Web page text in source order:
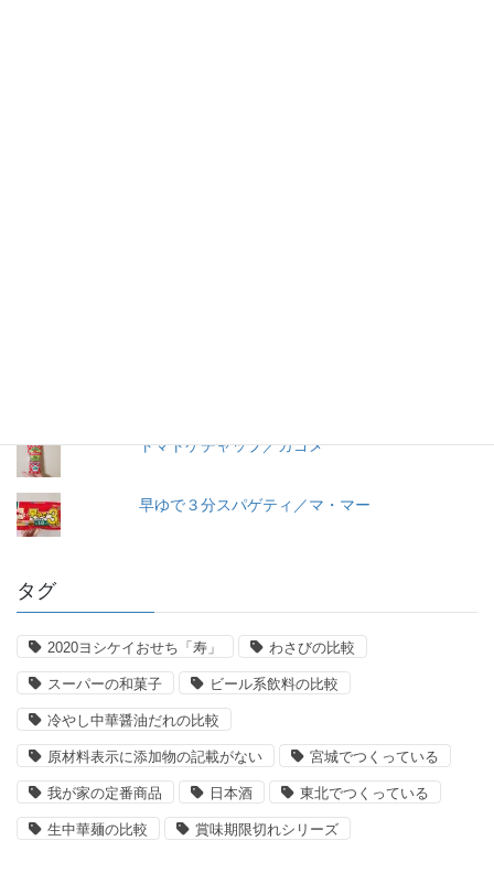
トマトケチャップ／カゴメ
早ゆで３分スパゲティ／マ・マー
タグ
2020ヨシケイおせち「寿」 わさびの比較
スーパーの和菓子 ビール系飲料の比較
冷やし中華醤油だれの比較
原材料表示に添加物の記載がない 宮城でつくっている
我が家の定番商品 日本酒 東北でつくっている
生中華麺の比較 賞味期限切れシリーズ